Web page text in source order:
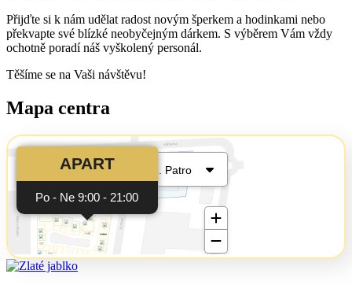
Přijďte si k nám udělat radost novým šperkem a hodinkami nebo
překvapte své blízké neobyčejným dárkem. S výběrem Vám vždy
ochotně poradí náš vyškolený personál.
Těšíme se na Vaši návštěvu!
Mapa centra